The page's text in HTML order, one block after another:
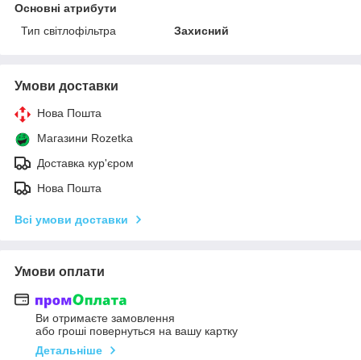
Основні атрибути
Тип світлофільтра
Захисний
Умови доставки
Нова Пошта
Магазини Rozetka
Доставка кур'єром
Нова Пошта
Всі умови доставки
Умови оплати
Ви отримаєте замовлення
або гроші повернуться на вашу картку
Детальніше